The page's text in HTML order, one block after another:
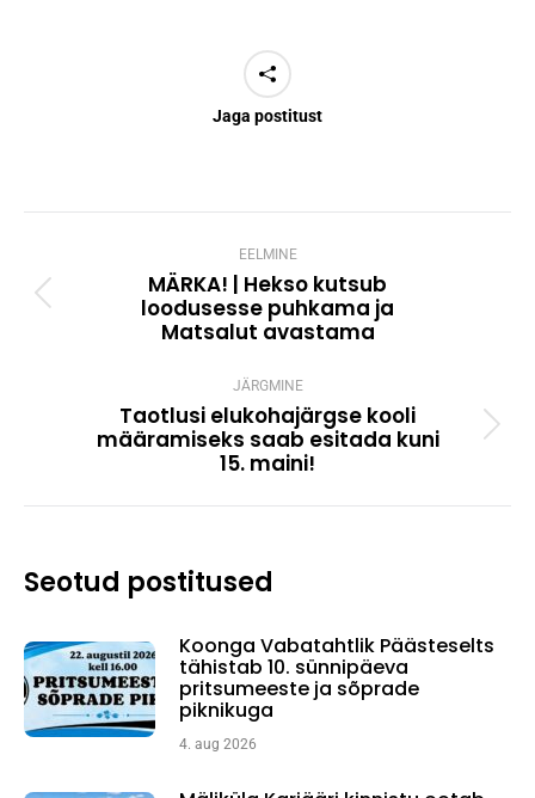
Jaga postitust
navigation
EELMINE
Previous
post:
MÄRKA! | Hekso kutsub
loodusesse puhkama ja
Matsalut avastama
JÄRGMINE
Next
post:
Taotlusi elukohajärgse kooli
määramiseks saab esitada kuni
15. maini!
Seotud postitused
Koonga Vabatahtlik Päästeselts
tähistab 10. sünnipäeva
pritsumeeste ja sõprade
piknikuga
4. aug 2026